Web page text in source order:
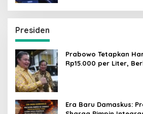
Presiden
Prabowo Tetapkan
Rp15.000 per Liter,
Era Baru Damaskus: